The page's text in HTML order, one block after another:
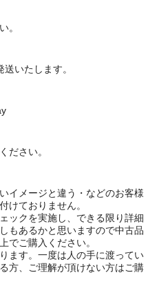
。
送いたします。
ださい。
イメージと違う・などのお客様
けておりません。
ックを実施し、できる限り詳細
もあるかと思いますので中古品
でご購入ください。
ます。一度は人の手に渡ってい
方、ご理解が頂けない方はご購